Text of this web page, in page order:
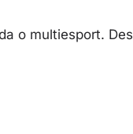
e
o multiesport. Des